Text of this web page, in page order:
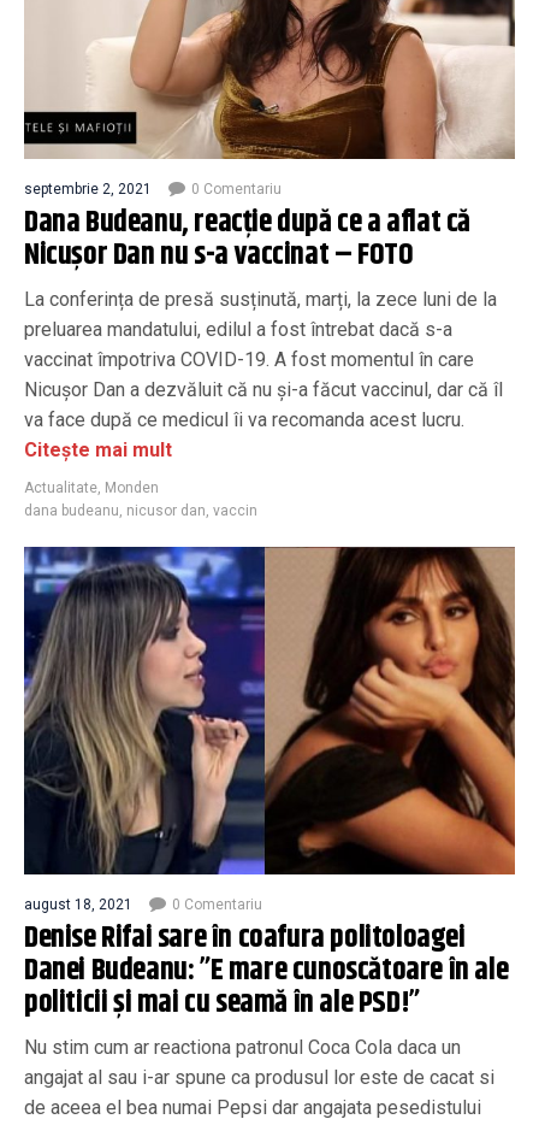
septembrie 2, 2021 0 Comentariu
Dana Budeanu, reacție după ce a aflat că
Nicușor Dan nu s-a vaccinat – FOTO
La conferința de presă susținută, marți, la zece luni de la
preluarea mandatului, edilul a fost întrebat dacă s-a
vaccinat împotriva COVID-19. A fost momentul în care
Nicușor Dan a dezvăluit că nu și-a făcut vaccinul, dar că îl
va face după ce medicul îi va recomanda acest lucru.
Citește mai mult
Actualitate, Monden
dana budeanu, nicusor dan, vaccin
august 18, 2021 0 Comentariu
Denise Rifai sare în coafura politoloagei
Danei Budeanu: ”E mare cunoscătoare în ale
politicii și mai cu seamă în ale PSD!”
Nu stim cum ar reactiona patronul Coca Cola daca un
angajat al sau i-ar spune ca produsul lor este de cacat si
de aceea el bea numai Pepsi dar angajata pesedistului